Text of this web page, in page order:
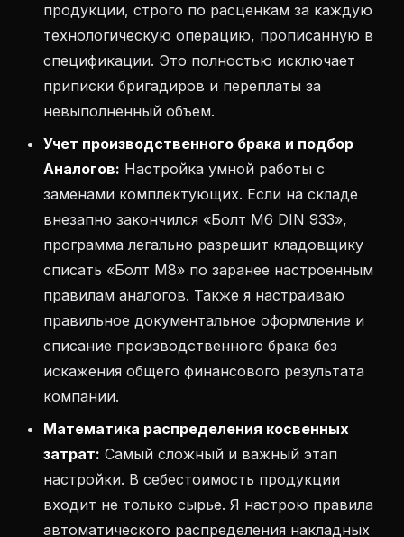
продукции, строго по расценкам за каждую
технологическую операцию, прописанную в
спецификации. Это полностью исключает
приписки бригадиров и переплаты за
невыполненный объем.
Учет производственного брака и подбор
Аналогов: Настройка умной работы с
заменами комплектующих. Если на складе
внезапно закончился «Болт М6 DIN 933»,
программа легально разрешит кладовщику
списать «Болт М8» по заранее настроенным
правилам аналогов. Также я настраиваю
правильное документальное оформление и
списание производственного брака без
искажения общего финансового результата
компании.
Математика распределения косвенных
затрат: Самый сложный и важный этап
настройки. В себестоимость продукции
входит не только сырье. Я настрою правила
автоматического распределения накладных